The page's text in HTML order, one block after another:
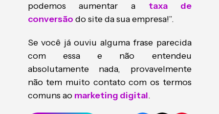
podemos aumentar a taxa de
conversão do site da sua empresa!”.
Se você já ouviu alguma frase parecida
com essa e não entendeu
absolutamente nada, provavelmente
não tem muito contato com os termos
comuns ao marketing digital.